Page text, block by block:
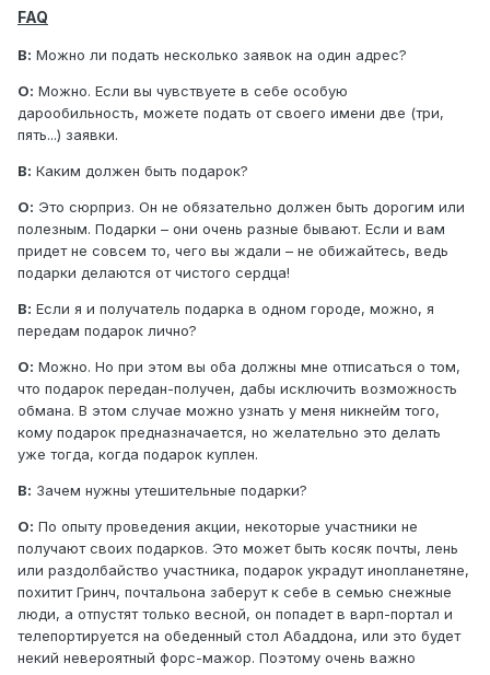
FAQ
В: Можно ли подать несколько заявок на один адрес?
О: Можно. Если вы чувствуете в себе особую
дарообильность, можете подать от своего имени две (три,
пять...) заявки.
В: Каким должен быть подарок?
О: Это сюрприз. Он не обязательно должен быть дорогим или
полезным. Подарки – они очень разные бывают. Если и вам
придет не совсем то, чего вы ждали – не обижайтесь, ведь
подарки делаются от чистого сердца!
В: Если я и получатель подарка в одном городе, можно, я
передам подарок лично?
О: Можно. Но при этом вы оба должны мне отписаться о том,
что подарок передан-получен, дабы исключить возможность
обмана. В этом случае можно узнать у меня никнейм того,
кому подарок предназначается, но желательно это делать
уже тогда, когда подарок куплен.
В: Зачем нужны утешительные подарки?
О: По опыту проведения акции, некоторые участники не
получают своих подарков. Это может быть косяк почты, лень
или раздолбайство участника, подарок украдут инопланетяне,
похитит Гринч, почтальона заберут к себе в семью снежные
люди, а отпустят только весной, он попадет в варп-портал и
телепортируется на обеденный стол Абаддона, или это будет
некий невероятный форс-мажор. Поэтому очень важно